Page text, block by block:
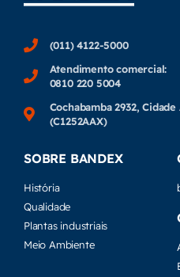
(011) 4122-5000
Atendimento comercial:
0810 220 5004
Cochabamba 2932,
(C1252AAX)
SOBRE BANDEX
História
Qualidade
Plantas industriais
Meio Ambiente